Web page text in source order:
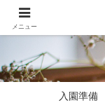
入園準備
メニュー